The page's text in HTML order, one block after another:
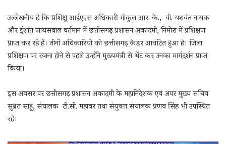
उल्लेखनीय है कि प्रशिक्षु आईएएस अधिकारी गोकुल आर. के., वी. यशवंत नायक
और ईशांत जायसवाल वर्तमान में छत्तीसगढ़ प्रशासन अकादमी, निमोरा में प्रशिक्षण
प्राप्त कर रहे हैं। तीनों अधिकारियों को छत्तीसगढ़ कैडर आवंटित हुआ है। जिला
प्रशिक्षण पर रवाना होने से पहले उन्होंने मुख्यमंत्री से भेंट कर उनका मार्गदर्शन प्राप्त
किया।
इस अवसर पर छत्तीसगढ़ प्रशासन अकादमी के महानिदेशक एवं अपर मुख्य सचिव
सुब्रत साहू, संचालक टी.सी. महावर तथा संयुक्त संचालक प्रणव सिंह भी उपस्थित
रहे।